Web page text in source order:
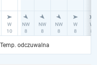
Temp. odczuwalna